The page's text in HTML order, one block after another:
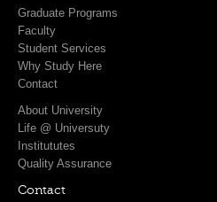
Graduate Programs
Faculty
Student Services
Why Study Here
Contact
About University
Life @ Universuty
Institututes
Quality Assurance
Contact